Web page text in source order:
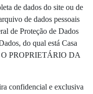
de dados do site ou de
de dados pessoais
de Proteção de Dados
do qual está Casa
O PROPRIETÁRIO DA
confidencial e exclusiva